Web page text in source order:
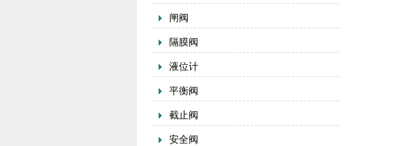
闸阀
隔膜阀
液位计
平衡阀
截止阀
安全阀